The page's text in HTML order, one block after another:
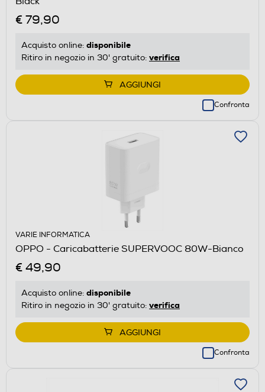
€ 79,90
Acquisto online: disponibile
Ritiro in negozio in 30' gratuito: verifica
AGGIUNGI
Confronta
VARIE INFORMATICA
OPPO - Caricabatterie SUPERVOOC 80W-Bianco
€ 49,90
Acquisto online: disponibile
Ritiro in negozio in 30' gratuito: verifica
AGGIUNGI
Confronta